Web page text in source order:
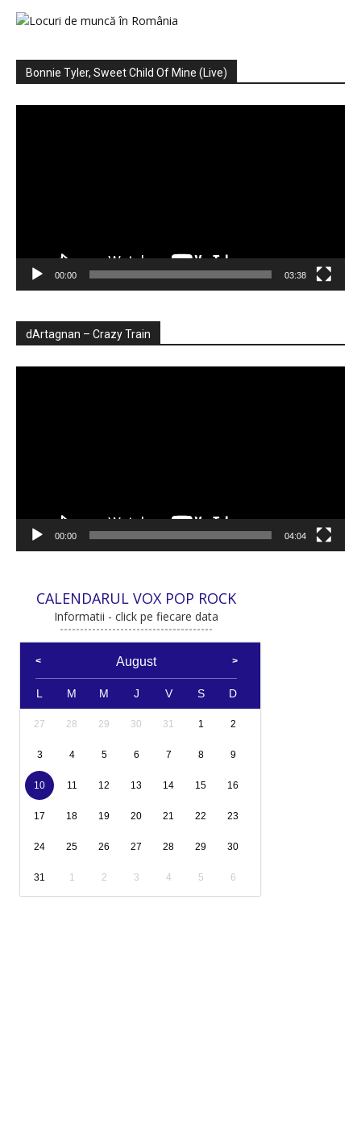
Bonnie Tyler, Sweet Child Of Mine (Live)
00:00 03:38
dArtagnan – Crazy Train
00:00 04:04
CALENDARUL VOX POP ROCK
Informatii - click pe fiecare data
August
L M M J V S D
27 28 29 30 31 1 2
3 4 5 6 7 8 9
10 11 12 13 14 15 16
17 18 19 20 21 22 23
24 25 26 27 28 29 30
31 1 2 3 4 5 6